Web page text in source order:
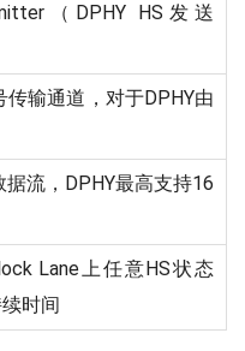
（DPHY HS发送
输通道，对于DPHY由
流，DPHY最高支持16
Lane上任意HS状态
续时间